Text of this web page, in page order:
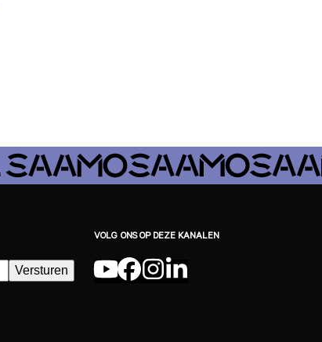
Versturen
VOLG ONS OP DEZE KANALEN
YouTube
Facebook
Instagram
LinkedIn